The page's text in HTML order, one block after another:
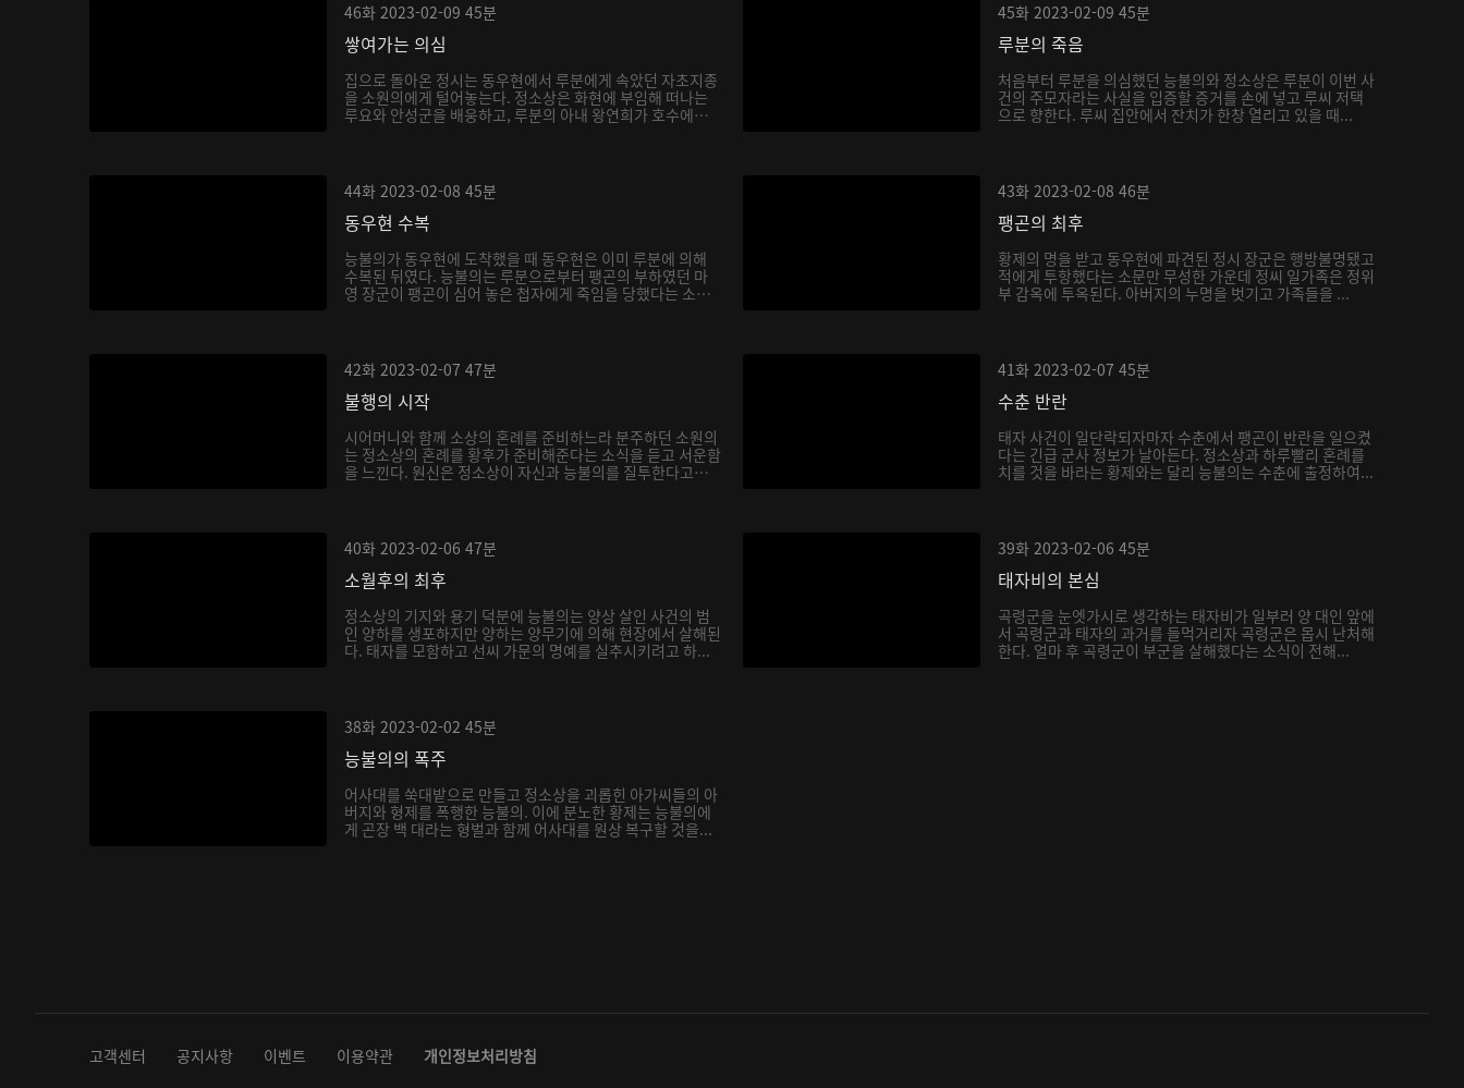
46화 2023-02-09 45분
쌓여가는 의심
집으로 돌아온 정시는 동우현에서 루분에게 속았던 자초지종
을 소원의에게 털어놓는다. 정소상은 화현에 부임해 떠나는
루요와 안성군을 배웅하고, 루분의 아내 왕연희가 호수에
45화 2023-02-09 45분
루분의 죽음
처음부터 루분을 의심했던 능불의와 정소상은 루분이 이번 사
건의 주모자라는 사실을 입증할 증거를 손에 넣고 루씨 저택
으로 향한다. 루씨 집안에서 잔치가 한창 열리고 있을 때...
44화 2023-02-08 45분
동우현 수복
능불의가 동우현에 도착했을 때 동우현은 이미 루분에 의해
수복된 뒤였다. 능불의는 루분으로부터 팽곤의 부하였던 마
영 장군이 팽곤이 심어 놓은 첩자에게 죽임을 당했다는 소
43화 2023-02-08 46분
팽곤의 최후
황제의 명을 받고 동우현에 파견된 정시 장군은 행방불명됐고
적에게 투항했다는 소문만 무성한 가운데 정씨 일가족은 정위
부 감옥에 투옥된다. 아버지의 누명을 벗기고 가족들을 ...
42화 2023-02-07 47분
불행의 시작
시어머니와 함께 소상의 혼례를 준비하느라 분주하던 소원의
는 정소상의 혼례를 황후가 준비해준다는 소식을 듣고 서운함
을 느낀다. 원신은 정소상이 자신과 능불의를 질투한다고
41화 2023-02-07 45분
수춘 반란
태자 사건이 일단락되자마자 수춘에서 팽곤이 반란을 일으켰
다는 긴급 군사 정보가 날아든다. 정소상과 하루빨리 혼례를
치를 것을 바라는 황제와는 달리 능불의는 수춘에 출정하여...
40화 2023-02-06 47분
소월후의 최후
정소상의 기지와 용기 덕분에 능불의는 양상 살인 사건의 범
인 양하를 생포하지만 양하는 양무기에 의해 현장에서 살해된
다. 태자를 모함하고 선씨 가문의 명예를 실추시키려고 하...
39화 2023-02-06 45분
태자비의 본심
곡령군을 눈엣가시로 생각하는 태자비가 일부러 양 대인 앞에
서 곡령군과 태자의 과거를 들먹거리자 곡령군은 몹시 난처해
한다. 얼마 후 곡령군이 부군을 살해했다는 소식이 전해...
38화 2023-02-02 45분
능불의의 폭주
어사대를 쑥대밭으로 만들고 정소상을 괴롭힌 아가씨들의 아
버지와 형제를 폭행한 능불의. 이에 분노한 황제는 능불의에
게 곤장 백 대라는 형벌과 함께 어사대를 원상 복구할 것을...
고객센터 공지사항 이벤트 이용약관 개인정보처리방침